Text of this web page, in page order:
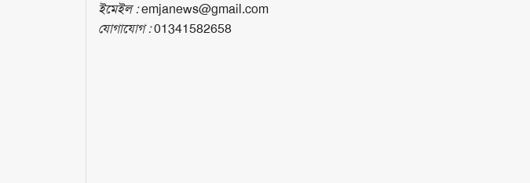
ইমেইল :emjanews@gmail.com
যোগাযোগ :01341582658